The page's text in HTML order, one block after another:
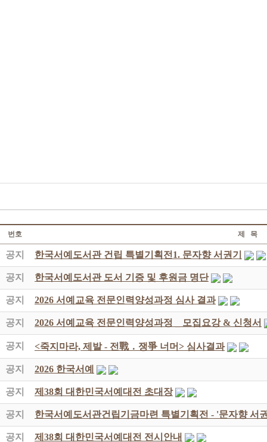
번호 제 목
공지 한국서예도서관 건립 특별기획전1. 문자향 서권기
공지 한국서예도서관 도서 기증 및 후원금 명단
공지 2026 서예교육 전문인력양성과정 심사 결과
공지 2026 서예교육 전문인력양성과정 _ 모집요강 & 신청서
공지 <죽지마라, 제발 - 전戰 ․ 쟁爭 너머> 심사결과
공지 2026 한국서예
공지 제38회 대한민국서예대전 초대장
공지 한국서예도서관건립기금마련 특별기획전 - '문자향 서
공지 제38회 대한민국서예대전 전시안내